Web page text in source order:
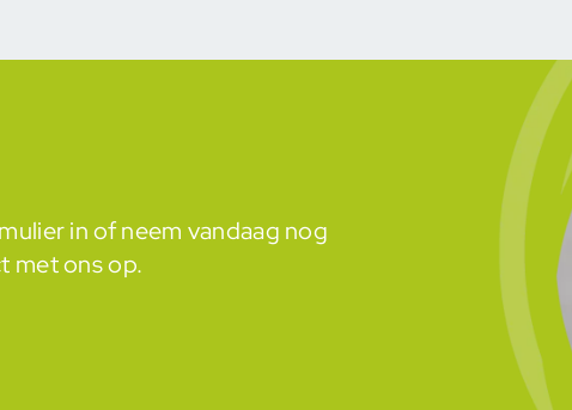
in of neem vandaag nog
met ons op.